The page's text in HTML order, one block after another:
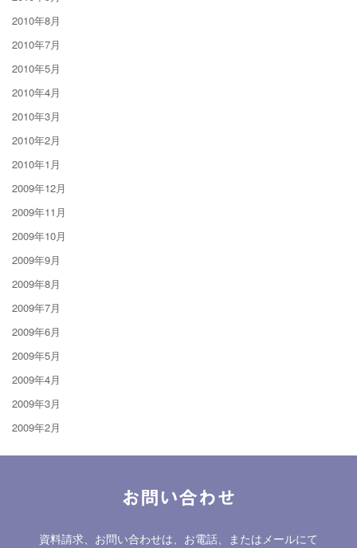
2010年8月
2010年7月
2010年5月
2010年4月
2010年3月
2010年2月
2010年1月
2009年12月
2009年11月
2009年10月
2009年9月
2009年8月
2009年7月
2009年6月
2009年5月
2009年4月
2009年3月
2009年2月
お問い合わせ
資料請求、お問い合わせは、お電話、またはメールにて